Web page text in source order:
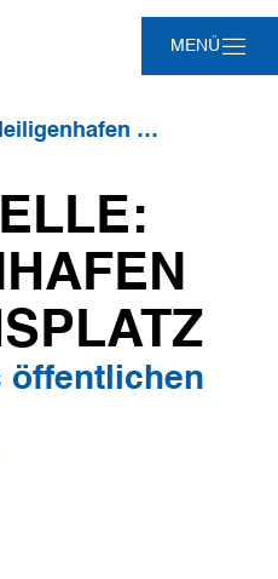
MENÜ
Haltestelle: Heiligenhafen Wilhelmsplatz
öffentlichen